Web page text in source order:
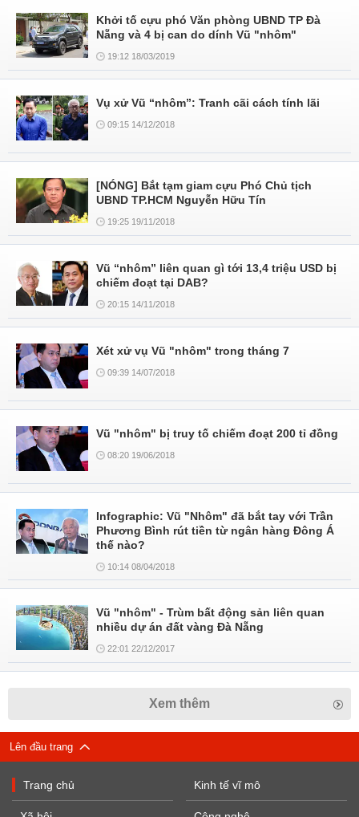
Khởi tố cựu phó Văn phòng UBND TP Đà
Nẵng và 4 bị can do dính Vũ "nhôm"
19:12 18/03/2019
Vụ xử Vũ “nhôm”: Tranh cãi cách tính lãi
09:15 14/12/2018
[NÓNG] Bắt tạm giam cựu Phó Chủ tịch
UBND TP.HCM Nguyễn Hữu Tín
19:25 19/11/2018
Vũ “nhôm” liên quan gì tới 13,4 triệu USD bị
chiếm đoạt tại DAB?
20:15 14/11/2018
Xét xử vụ Vũ "nhôm" trong tháng 7
09:39 14/07/2018
Vũ "nhôm" bị truy tố chiếm đoạt 200 tỉ đồng
08:20 19/06/2018
Infographic: Vũ "Nhôm" đã bắt tay với Trần
Phương Bình rút tiền từ ngân hàng Đông Á
thế nào?
10:14 08/04/2018
Vũ "nhôm" - Trùm bất động sản liên quan
nhiều dự án đất vàng Đà Nẵng
22:01 22/12/2017
Xem thêm
Lên đầu trang
Trang chủ Kinh tế vĩ mô